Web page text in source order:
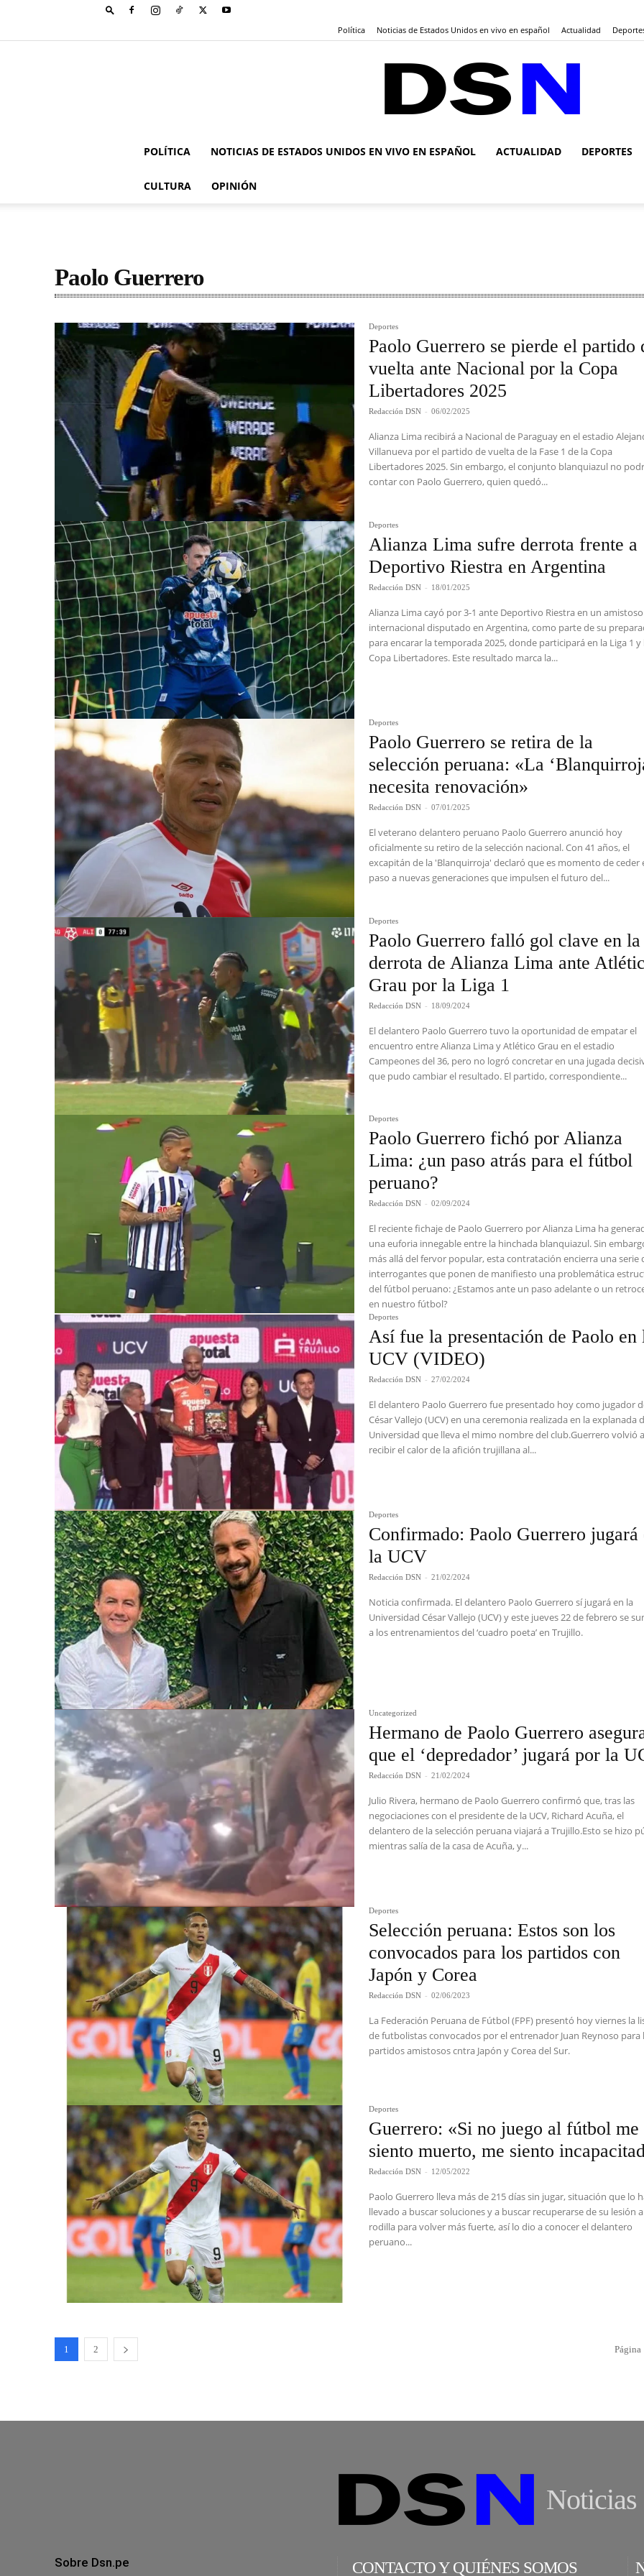
Política Noticias de Estados Unidos en vivo en español Actualidad
POLÍTICA NOTICIAS DE ESTADOS UNIDOS EN VIVO EN ESPAÑOL ACTUALIDAD DEPORTES
CULTURA OPINIÓN
Paolo Guerrero
Deportes
Paolo Guerrero se pierde el partido
vuelta ante Nacional por la Copa
Libertadores 2025
Redacción DSN - 06/02/2025
Alianza Lima recibirá a Nacional de Paraguay en el estadio
Villanueva por el partido de vuelta de la Fase 1 de la Copa
Libertadores 2025. Sin embargo, el conjunto blanquiazul no
contar con Paolo Guerrero, quien quedó...
Deportes
Alianza Lima sufre derrota frente a
Deportivo Riestra en Argentina
Redacción DSN - 18/01/2025
Alianza Lima cayó por 3-1 ante Deportivo Riestra en un amistoso
internacional disputado en Argentina, como parte de su
para encarar la temporada 2025, donde participará en la Liga 1 y
Copa Libertadores. Este resultado marca la...
Deportes
Paolo Guerrero se retira de la
selección peruana: «La
necesita renovación»
Redacción DSN - 07/01/2025
El veterano delantero peruano Paolo Guerrero anunció hoy
oficialmente su retiro de la selección nacional. Con 41 años, el
excapitán de la 'Blanquirroja' declaró que es momento de ceder
paso a nuevas generaciones que impulsen el futuro del...
Deportes
Paolo Guerrero falló gol clave en la
derrota de Alianza Lima ante
Grau por la Liga 1
Redacción DSN - 18/09/2024
El delantero Paolo Guerrero tuvo la oportunidad de empatar el
encuentro entre Alianza Lima y Atlético Grau en el estadio
Campeones del 36, pero no logró concretar en una jugada
que pudo cambiar el resultado. El partido, correspondiente...
Deportes
Paolo Guerrero fichó por Alianza
Lima: ¿un paso atrás para el fútbol
peruano?
Redacción DSN - 02/09/2024
El reciente fichaje de Paolo Guerrero por Alianza Lima ha
una euforia innegable entre la hinchada blanquiazul. Sin
más allá del fervor popular, esta contratación encierra una serie
interrogantes que ponen de manifiesto una problemática
del fútbol peruano: ¿Estamos ante un paso adelante o un
en nuestro fútbol?
Deportes
Así fue la presentación de Paolo en
UCV (VIDEO)
Redacción DSN - 27/02/2024
El delantero Paolo Guerrero fue presentado hoy como jugador
César Vallejo (UCV) en una ceremonia realizada en la explanada
Universidad que lleva el mimo nombre del club.Guerrero volvió a
recibir el calor de la afición trujillana al...
Deportes
Confirmado: Paolo Guerrero jugará
la UCV
Redacción DSN - 21/02/2024
Noticia confirmada. El delantero Paolo Guerrero sí jugará en la
Universidad César Vallejo (UCV) y este jueves 22 de febrero se
a los entrenamientos del ‘cuadro poeta’ en Trujillo.
Uncategorized
Hermano de Paolo Guerrero
que el ‘depredador’ jugará por la
Redacción DSN - 21/02/2024
Julio Rivera, hermano de Paolo Guerrero confirmó que, tras las
negociaciones con el presidente de la UCV, Richard Acuña, el
delantero de la selección peruana viajará a Trujillo.Esto se hizo
mientras salía de la casa de Acuña, y...
Deportes
Selección peruana: Estos son los
convocados para los partidos con
Japón y Corea
Redacción DSN - 02/06/2023
La Federación Peruana de Fútbol (FPF) presentó hoy viernes la
de futbolistas convocados por el entrenador Juan Reynoso para
partidos amistosos cntra Japón y Corea del Sur.
Deportes
Guerrero: «Si no juego al fútbol me
siento muerto, me siento
Redacción DSN - 12/05/2022
Paolo Guerrero lleva más de 215 días sin jugar, situación que lo
llevado a buscar soluciones y a buscar recuperarse de su lesión
rodilla para volver más fuerte, así lo dio a conocer el delantero
peruano...
1 2 Página
Noticias
Sobre Dsn.pe CONTACTO Y QUIÉNES SOMOS